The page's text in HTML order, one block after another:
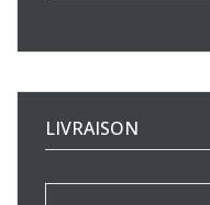
LIVRAISON